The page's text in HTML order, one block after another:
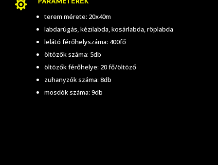
 PARAMÉTEREK
terem mérete: 20x40m
labdarúgás, kézilabda, kosárlabda, röplabda
lelátó férőhelyszáma: 400fő
öltözők száma: 5db
öltözők férőhelye: 20 fő/öltöző
zuhanyzók száma: 8db
mosdók száma: 9db